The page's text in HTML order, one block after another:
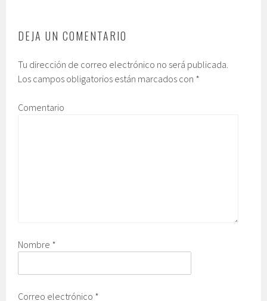
DEJA UN COMENTARIO
Tu dirección de correo electrónico no será publicada.
Los campos obligatorios están marcados con *
Comentario
Nombre *
Correo electrónico *